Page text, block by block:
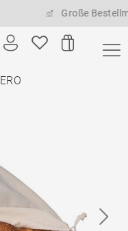
Große